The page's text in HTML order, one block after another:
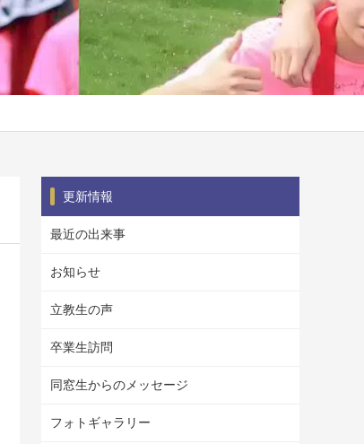
更新情報
最近の出来事
お知らせ
立教生の声
卒業生訪問
同窓生からのメッセージ
フォトギャラリー